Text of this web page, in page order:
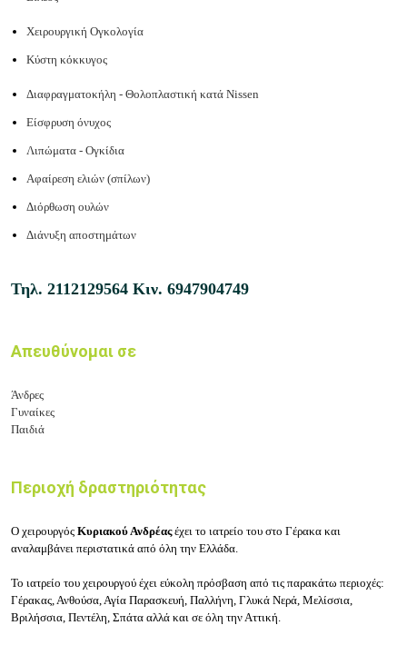
Χειρουργική Ογκολογία
Κύστη κόκκυγος
Διαφραγματοκήλη - Θολοπλαστική κατά Nissen
Είσφρυση όνυχος
Λιπώματα - Ογκίδια
Αφαίρεση ελιών (σπίλων)
Διόρθωση ουλών
Διάνυξη αποστημάτων
Τηλ. 2112129564 Κιν. 6947904749
Απευθύνομαι σε
Άνδρες
Γυναίκες
Παιδιά
Περιοχή δραστηριότητας
Ο χειρουργός Κυριακού Ανδρέαςέχει το ιατρείο του στο Γέρακα και
αναλαμβάνει περιστατικά από όλη την Ελλάδα.
Το ιατρείο του χειρουργού έχει εύκολη πρόσβαση από τις παρακάτω περιοχές:
Γέρακας, Ανθούσα, Αγία Παρασκευή, Παλλήνη, Γλυκά Νερά, Μελίσσια,
Βριλήσσια, Πεντέλη, Σπάτα αλλά και σε όλη την Αττική.